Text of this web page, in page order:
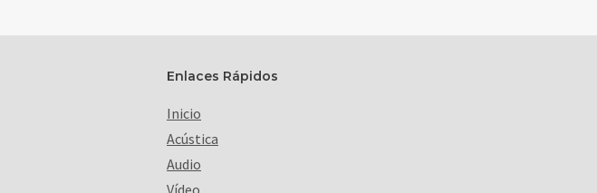
Enlaces Rápidos
Inicio
Acústica
Audio
Vídeo